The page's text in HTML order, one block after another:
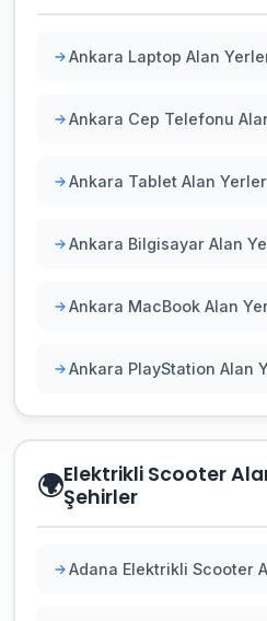
Ankara Laptop Alan
Ankara Cep Telefonu
Ankara Tablet Alan Yerler
Ankara Bilgisayar Alan
Ankara MacBook Alan
Ankara PlayStation Alan
🌍Elektrikli Scooter
Şehirler
Adana Elektrikli Scooter